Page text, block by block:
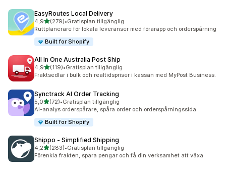
EasyRoutes Local Delivery
4,9av 5 stjärnor
(279)
279 recensioner totalt
•Gratisplan tillgänglig
Ruttplanerare för lokala leveranser med förarapp och orderspårning
Built for Shopify
All In One Australia Post Ship
4,9av 5 stjärnor
(119)
119 recensioner totalt
•Gratisplan tillgänglig
Fraktsedlar i bulk och realtidspriser i kassan med MyPost Business.
Synctrack AI Order Tracking
5,0av 5 stjärnor
(72)
72 recensioner totalt
•Gratisplan tillgänglig
AI-analys orderspårare, spåra order och orderspårningssida
Built for Shopify
Shippo ‑ Simplified Shipping
4,2av 5 stjärnor
(283)
283 recensioner totalt
•Gratisplan tillgänglig
Förenkla frakten, spara pengar och få din verksamhet att växa